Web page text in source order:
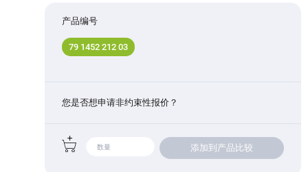
产品编号
79 1452 212 03
您是否想申请非约束性报价？
添加到产品比较